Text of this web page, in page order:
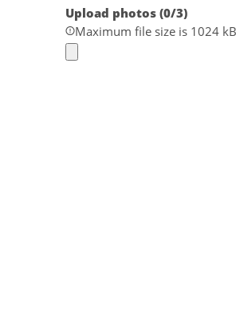
Upload photos (0/3)
Maximum file size is 1024